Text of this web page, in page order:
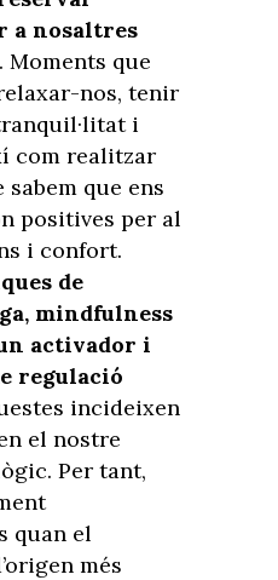
a nosaltres
. Moments que
nos, tenir
i
com realitzar
que ens
positives per al
i confort.
de
mindfulness
activador i
regulació
incideixen
el nostre
Per tant,
quan el
més